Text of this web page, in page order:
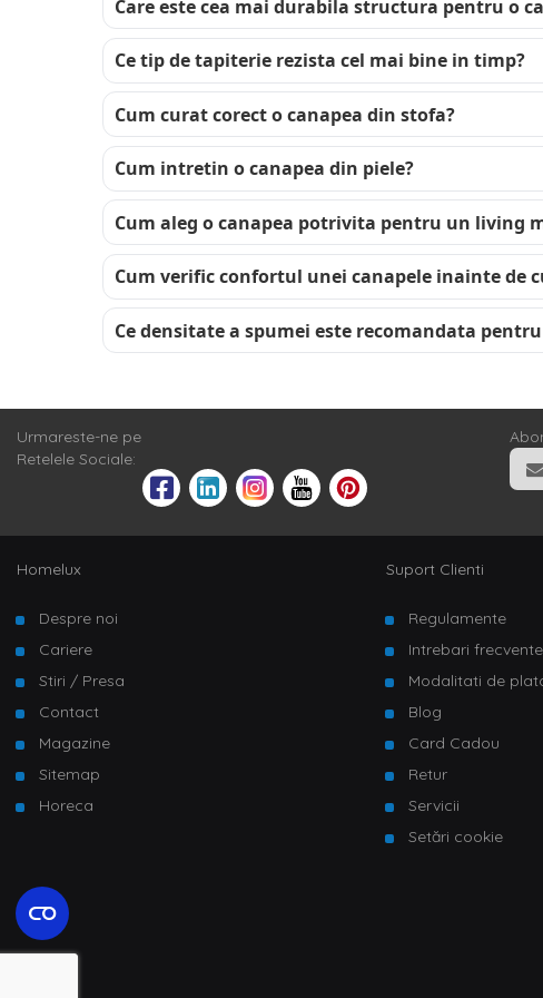
Care este cea mai durabila structura pentru o
Ce tip de tapiterie rezista cel mai bine in timp?
Cum curat corect o canapea din stofa?
Cum intretin o canapea din piele?
Cum aleg o canapea potrivita pentru un living
Cum verific confortul unei canapele inainte de
Ce densitate a spumei este recomandata
Urmareste-ne pe
Retelele Sociale:
Homelux
Despre noi
Cariere
Stiri / Presa
Contact
Magazine
Sitemap
Horeca
Suport Clienti
Regulamente
Intrebari frecvente
Modalitati de
Blog
Card Cadou
Retur
Servicii
Setări cookie